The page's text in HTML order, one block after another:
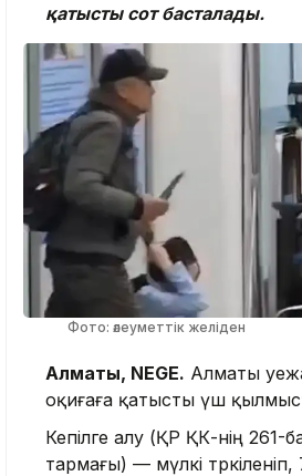
қатысты сот басталады.
Фото: әлеуметтік желіден
Алматы, NEGE. Алматы
оқиғаға қатысты үш
Кепілге алу (ҚР ҚК-нің 261-
тармағы) — мүлкі